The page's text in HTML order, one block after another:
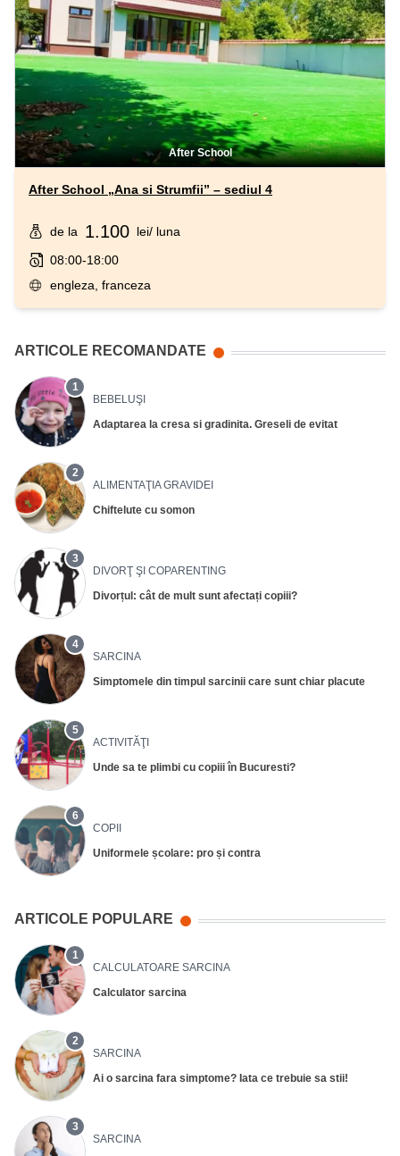
After School
After School „Ana si Strumfii” – sediul 4
de la 1.100 lei/ luna
08:00-18:00
engleza, franceza
ARTICOLE RECOMANDATE
1
BEBELUŞI
Adaptarea la cresa si gradinita. Greseli de evitat
2
ALIMENTAŢIA GRAVIDEI
Chiftelute cu somon
3
DIVORŢ ŞI COPARENTING
Divorțul: cât de mult sunt afectați copiii?
4
SARCINA
Simptomele din timpul sarcinii care sunt chiar placute
5
ACTIVITĂŢI
Unde sa te plimbi cu copiii în Bucuresti?
6
COPII
Uniformele școlare: pro și contra
ARTICOLE POPULARE
1
CALCULATOARE SARCINA
Calculator sarcina
2
SARCINA
Ai o sarcina fara simptome? Iata ce trebuie sa stii!
3
SARCINA